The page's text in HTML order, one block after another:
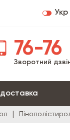
Укр
76-76
Зворотний